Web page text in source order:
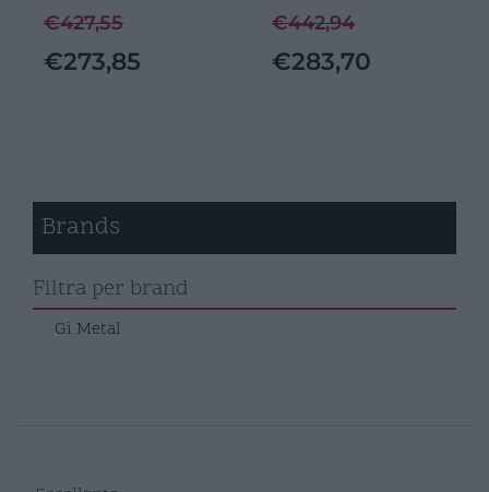
€427,55
€273,85
€442,94
€283,70
Brands
Filtra per brand
Gi Metal